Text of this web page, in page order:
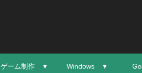
ゲーム制作 ▼ Windows ▼